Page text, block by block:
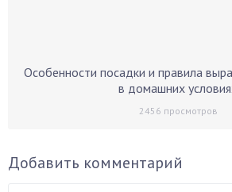
Особенности посадки и правила
в домашних
2456 просмотров
Добавить комментарий